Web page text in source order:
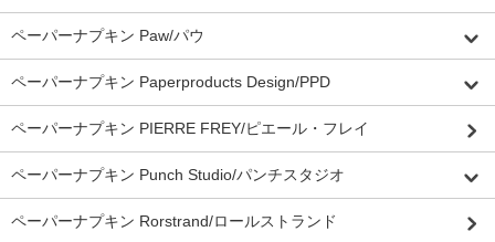
ペーパーナプキン Paw/パウ
ペーパーナプキン Paperproducts Design/PPD
ペーパーナプキン PIERRE FREY/ピエール・フレイ
ペーパーナプキン Punch Studio/パンチスタジオ
ペーパーナプキン Rorstrand/ロールストランド